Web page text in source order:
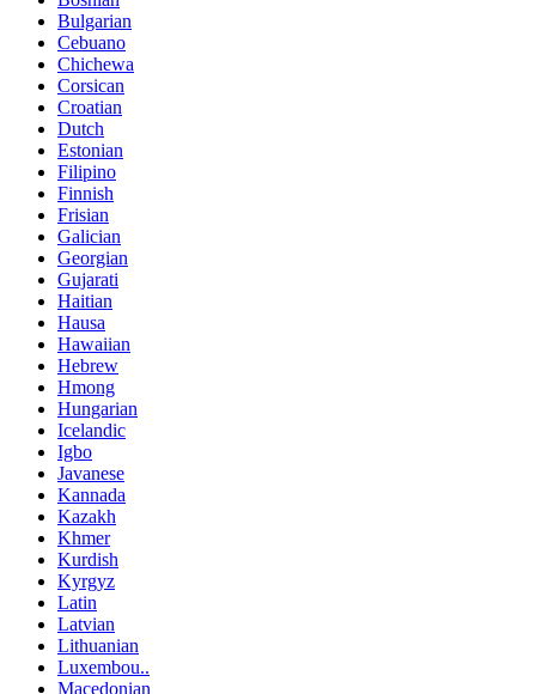
Bulgarian
Cebuano
Chichewa
Corsican
Croatian
Dutch
Estonian
Filipino
Finnish
Frisian
Galician
Georgian
Gujarati
Haitian
Hausa
Hawaiian
Hebrew
Hmong
Hungarian
Icelandic
Igbo
Javanese
Kannada
Kazakh
Khmer
Kurdish
Kyrgyz
Latin
Latvian
Lithuanian
Luxembou..
Macedonian